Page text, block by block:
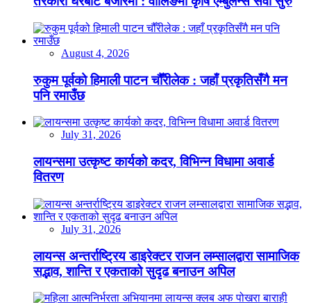
August 4, 2026
रुकुम पूर्वको हिमाली पाटन चौँरीलेक : जहाँ प्रकृतिसँगै मन
पनि रमाउँछ
July 31, 2026
लायन्समा उत्कृष्ट कार्यको कदर, विभिन्न विधामा अवार्ड
वितरण
July 31, 2026
लायन्स अन्तर्राष्ट्रिय डाइरेक्टर राजन लम्सालद्वारा सामाजिक
सद्भाव, शान्ति र एकताको सुदृढ बनाउन अपिल